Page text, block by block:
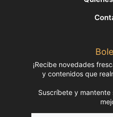
¡Recibe novedades
y contenidos que
Suscríbete y